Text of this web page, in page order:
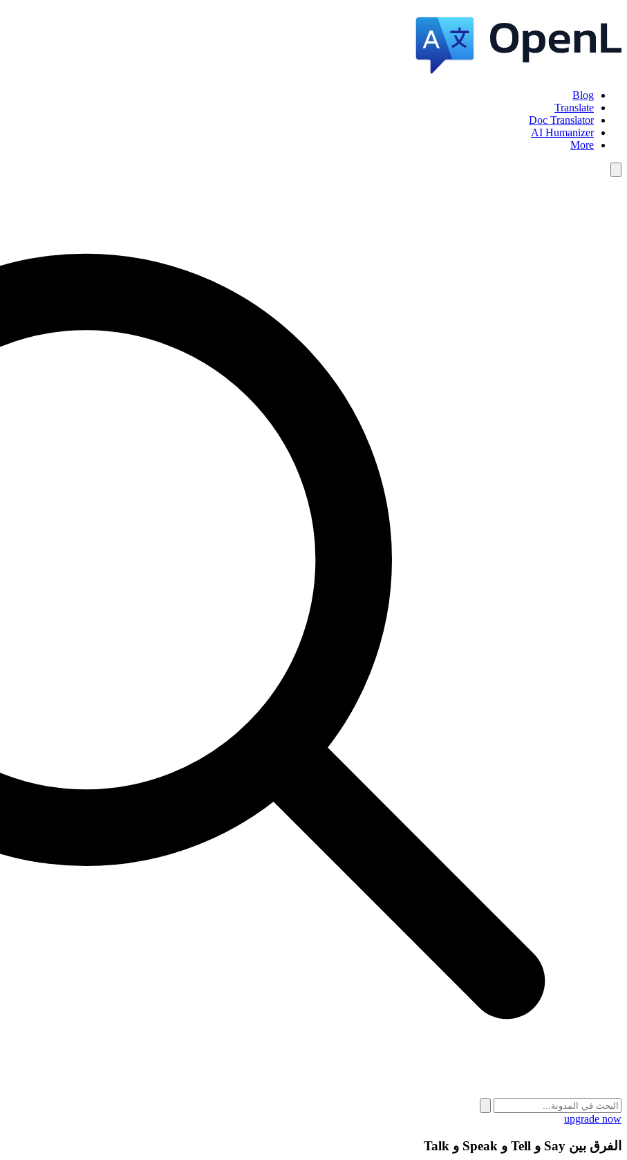
Blog
Translate
Doc Translator
AI Humanizer
More
upgrade now
الفرق بين Say و Tell و Speak و Talk